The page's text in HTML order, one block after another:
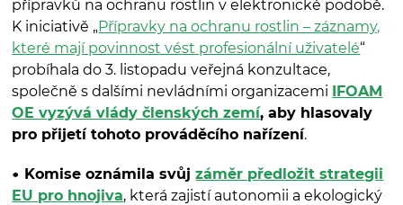
přípravků na ochranu rostlin v elektronické podobě.
K iniciativě „Přípravky na ochranu rostlin – záznamy,
které mají povinnost vést profesionální uživatelé“
probíhala do 3. listopadu veřejná konzultace,
společně s dalšími nevládními organizacemi IFOAM
OE vyzývá vlády členských zemí, aby hlasovaly
pro přijetí tohoto prováděcího nařízení.
Komise oznámila svůjzáměr předložit strategii
EU pro hnojiva, která zajistí autonomii a ekologický